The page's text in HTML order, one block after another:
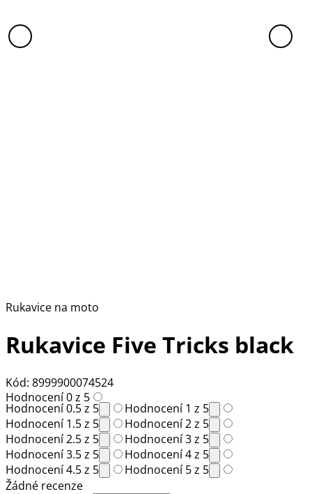
Rukavice na moto
Rukavice Five Tricks black
Kód: 8999900074524
Hodnocení 0 z 5
Hodnocení 0.5 z 5
Hodnocení 1 z 5
Hodnocení 1.5 z 5
Hodnocení 2 z 5
Hodnocení 2.5 z 5
Hodnocení 3 z 5
Hodnocení 3.5 z 5
Hodnocení 4 z 5
Hodnocení 4.5 z 5
Hodnocení 5 z 5
Žádné recenze